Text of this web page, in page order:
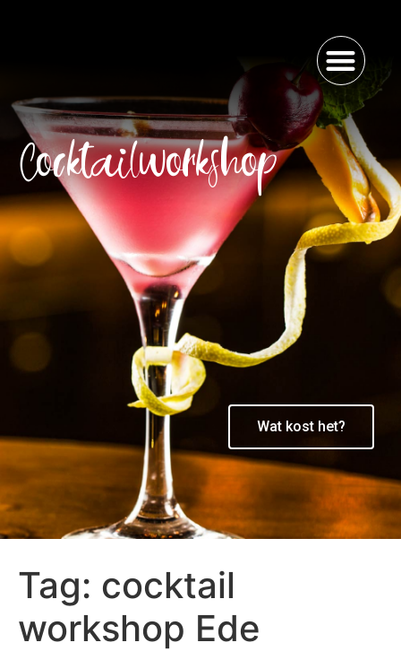
Cocktailworkshop
Wat kost het?
Tag: cocktail
workshop Ede